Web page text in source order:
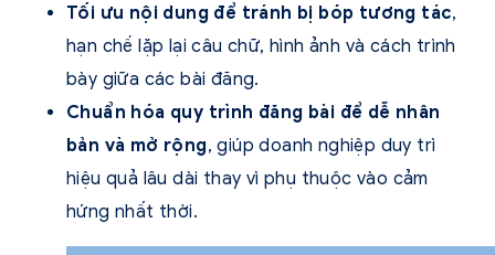
Tối ưu nội dung để tránh bị bóp tương tác,
hạn chế lặp lại câu chữ, hình ảnh và cách trình
bày giữa các bài đăng.
Chuẩn hóa quy trình đăng bài để dễ nhân
bản và mở rộng, giúp doanh nghiệp duy trì
hiệu quả lâu dài thay vì phụ thuộc vào cảm
hứng nhất thời.